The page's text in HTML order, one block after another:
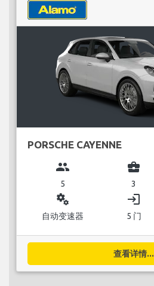
PORSCHE CAYENNE
group
5
business_center
3
miscellaneous_services
自动变速器
login
5 门
查看详情...